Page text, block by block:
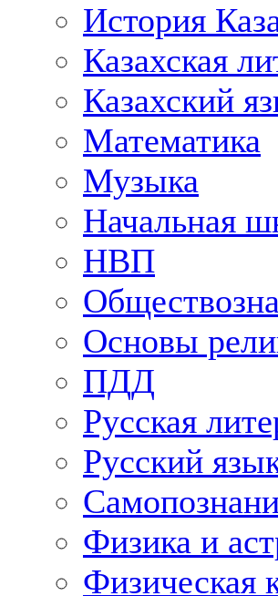
История
Казахская
Казахский
Математика
Музыка
Начальная
НВП
Основы
ПДД
Русская
Русский
Физика и
Физическая